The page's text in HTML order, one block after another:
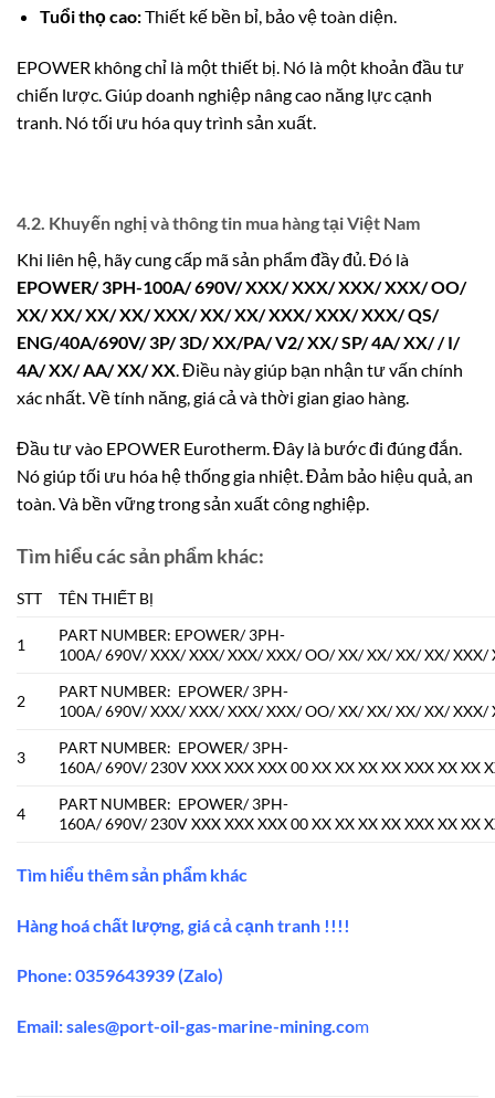
Tuổi thọ cao:Thiết kế bền bỉ, bảo vệ toàn diện.
EPOWER không chỉ là một thiết bị. Nó là một khoản đầu tư
chiến lược. Giúp doanh nghiệp nâng cao năng lực cạnh
tranh. Nó tối ưu hóa quy trình sản xuất.
4.2. Khuyến nghị và thông tin mua hàng tại Việt Nam
Khi liên hệ, hãy cung cấp mã sản phẩm đầy đủ. Đó là
EPOWER/ 3PH-100A/ 690V/ XXX/ XXX/ XXX/ XXX/ OO/
XX/ XX/ XX/ XX/ XXX/ XX/ XX/ XXX/ XXX/ XXX/ QS/
ENG/40A/690V/ 3P/ 3D/ XX/PA/ V2/ XX/ SP/ 4A/ XX/ / I/
4A/ XX/ AA/ XX/ XX. Điều này giúp bạn nhận tư vấn chính
xác nhất. Về tính năng, giá cả và thời gian giao hàng.
Đầu tư vào EPOWER Eurotherm. Đây là bước đi đúng đắn.
Nó giúp tối ưu hóa hệ thống gia nhiệt. Đảm bảo hiệu quả, an
toàn. Và bền vững trong sản xuất công nghiệp.
Tìm hiểu các sản phẩm khác:
STT TÊN THIẾT BỊ
1
PART NUMBER: EPOWER/ 3PH-
100A/ 690V/ XXX/ XXX/ XXX/ XXX/ OO/ XX/ XX/ XX/ XX/
2
PART NUMBER: EPOWER/ 3PH-
100A/ 690V/ XXX/ XXX/ XXX/ XXX/ OO/ XX/ XX/ XX/ XX/
3
PART NUMBER: EPOWER/ 3PH-
160A/ 690V/ 230V XXX XXX XXX 00 XX XX XX XX XXX XX XX
4
PART NUMBER: EPOWER/ 3PH-
160A/ 690V/ 230V XXX XXX XXX 00 XX XX XX XX XXX XX XX
Tìm hiểu thêm sản phẩm khác
Hàng hoá chất lượng, giá cả cạnh tranh !!!!
Phone: 0359643939 (Zalo)
Email:sales@port-oil-gas-marine-mining.com